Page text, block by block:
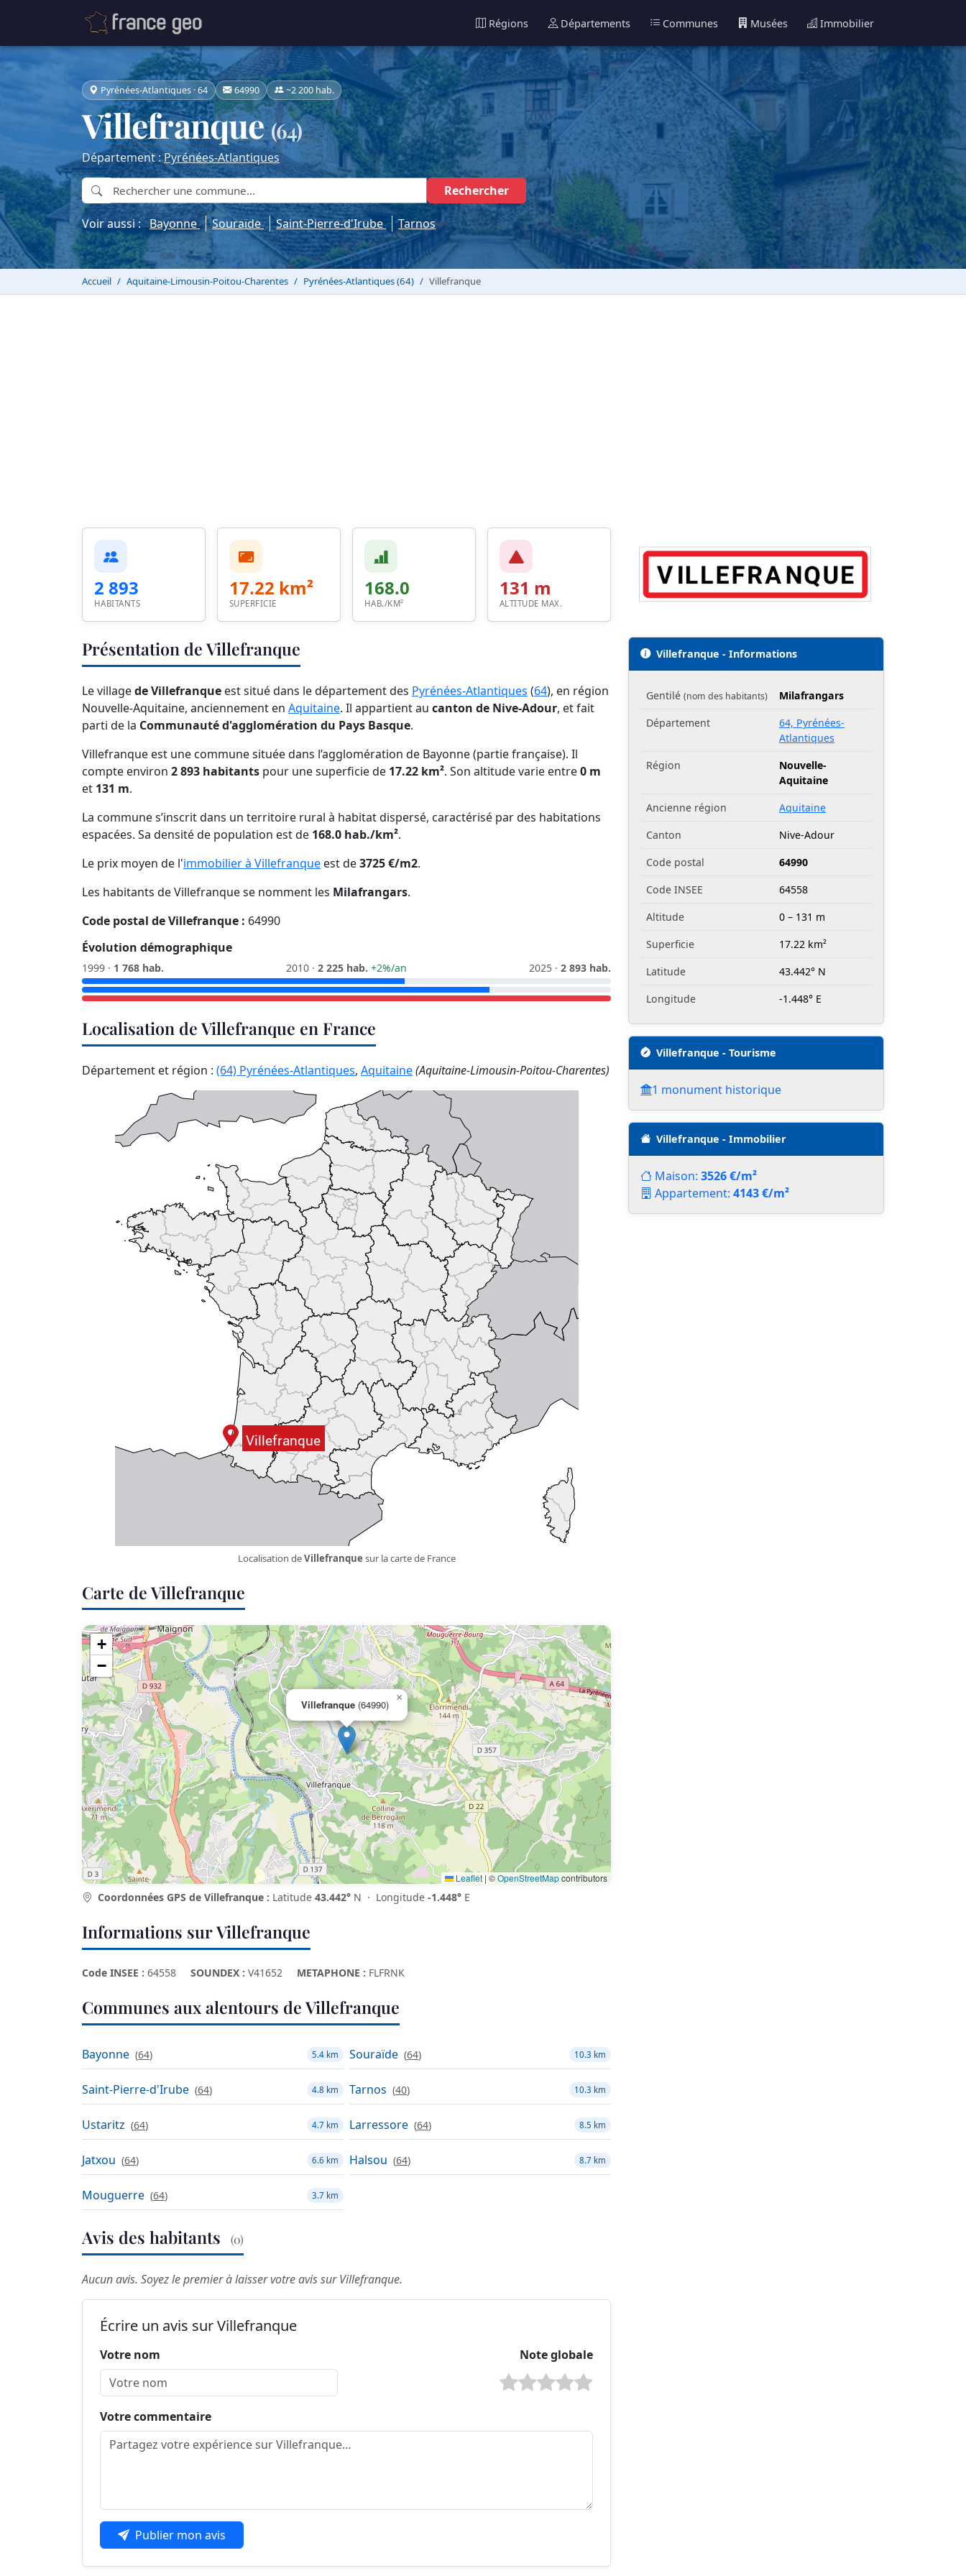
Régions Départements Communes Musées Immobilier
Pyrénées-Atlantiques · 64 64990 ~2 200 hab.
Villefranque(64)
Département :Pyrénées-Atlantiques
Rechercher
Voir aussi :Bayonne Souraïde Saint-Pierre-d'Irube Tarnos
Accueil Aquitaine-Limousin-Poitou-Charentes Pyrénées-Atlantiques (64) Villefranque
2 893
HABITANTS
17.22 km²
SUPERFICIE
168.0
HAB./KM²
131 m
ALTITUDE MAX.
Présentation de Villefranque
Le villagede Villefranque est situé dans le département des Pyrénées-Atlantiques (64), en région
Nouvelle-Aquitaine, anciennement en Aquitaine. Il appartient au canton de Nive-Adour, et fait
parti de la Communauté d'agglomération du Pays Basque.
Villefranque est une commune située dans l’agglomération de Bayonne (partie française). Il
compte environ 2 893 habitants pour une superficie de 17.22 km². Son altitude varie entre0 m
et 131 m.
La commune s’inscrit dans un territoire rural à habitat dispersé, caractérisé par des habitations
espacées. Sa densité de population est de 168.0 hab./km².
Le prix moyen de l'immobilier à Villefranque est de3725 €/m2.
Les habitants de Villefranque se nomment les Milafrangars.
Code postal de Villefranque : 64990
Évolution démographique
1999 · 1 768 hab. 2010 · 2 225 hab. +2%/an 2025 · 2 893 hab.
Localisation de Villefranque en France
Département et région : (64) Pyrénées-Atlantiques, Aquitaine(Aquitaine-Limousin-Poitou-Charentes)
Localisation deVillefranquesur la carte de France
Carte de Villefranque
Villefranque (64990)
×
+
−
Leaflet | ©OpenStreetMapcontributors
Coordonnées GPS de Villefranque : Latitude 43.442° N · Longitude -1.448° E
Informations sur Villefranque
Code INSEE : 64558 SOUNDEX : V41652 METAPHONE : FLFRNK
Communes aux alentours de Villefranque
Bayonne (64) 5.4 km Souraïde (64) 10.3 km
Saint-Pierre-d'Irube (64) 4.8 km Tarnos (40) 10.3 km
Ustaritz (64) 4.7 km Larressore (64) 8.5 km
Jatxou (64) 6.6 km Halsou (64) 8.7 km
Mouguerre (64) 3.7 km
Avis des habitants (0)
Aucun avis. Soyez le premier à laisser votre avis sur Villefranque.
Écrire un avis sur Villefranque
Votre nom Note globale
Votre commentaire
Publier mon avis
Villefranque - Informations
Gentilé (nom des habitants)
Milafrangars
Département
64, Pyrénées-
Atlantiques
Région
Nouvelle-
Aquitaine
Ancienne région
Aquitaine
Canton
Nive-Adour
Code postal
64990
Code INSEE
64558
Altitude
0 – 131 m
Superficie
17.22 km²
Latitude
43.442° N
Longitude
-1.448° E
Villefranque - Tourisme
1 monument historique
Villefranque - Immobilier
Maison: 3526 €/m²
Appartement: 4143 €/m²